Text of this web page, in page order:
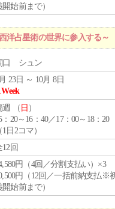
開始前まで）
洋占星術の世界に参入する～
口 シュン
23日 ～ 10月 8日
週 （ 日 ）
：20～16：40／17：00～18：20
1日2コマ）
12回
円（4回／分割支払い）×3
円（12回／一括前納支払※
開始前まで）